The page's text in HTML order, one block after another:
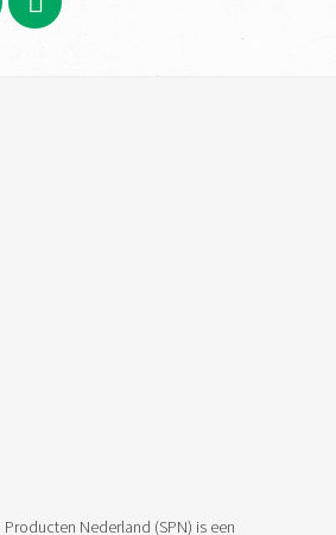
Nederland (SPN) is een